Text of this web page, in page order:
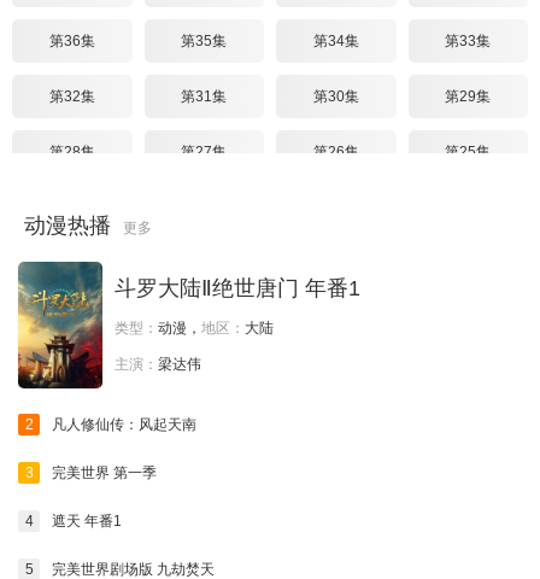
第36集 第35集 第34集 第33集
第32集 第31集 第30集 第29集
第28集 第27集 第26集 第25集
第20集
第16集 第15集
第12集 第11集
第08集 第07集
第04集
动漫热播 更多
斗罗大陆Ⅱ绝世唐门 年番1
类型： 动漫， 地区： 大陆
主演： 梁达伟
2 凡人修仙传：风起天南
3 完美世界 第一季
4 遮天 年番1
5 完美世界剧场版 九劫焚天